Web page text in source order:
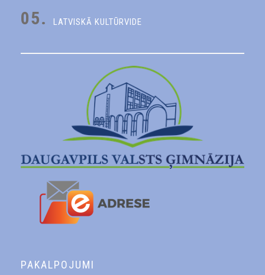
05. LATVISKĀ KULTŪRVIDE
PAKALPOJUMI